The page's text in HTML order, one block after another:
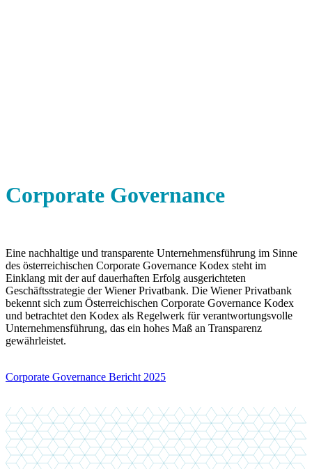
Corporate Governance
Eine nachhaltige und transparente Unternehmensführung im Sinne
des österreichischen Corporate Governance Kodex steht im
Einklang mit der auf dauerhaften Erfolg ausgerichteten
Geschäftsstrategie der Wiener Privatbank. Die Wiener Privatbank
bekennt sich zum Österreichischen Corporate Governance Kodex
und betrachtet den Kodex als Regelwerk für verantwortungsvolle
Unternehmensführung, das ein hohes Maß an Transparenz
gewährleistet.
Corporate Governance Bericht 2025